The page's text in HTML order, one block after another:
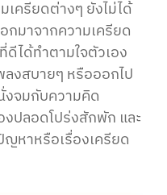
เครียดต่างๆ ยังไม่ได้
กมาจากความเครียด
ดีได้ทำตามใจตัวเอง
งสบายๆ หรือออกไป
งจมกับความคิด
ปลอดโปร่งสักพัก และ
ญหาหรือเรื่องเครียด